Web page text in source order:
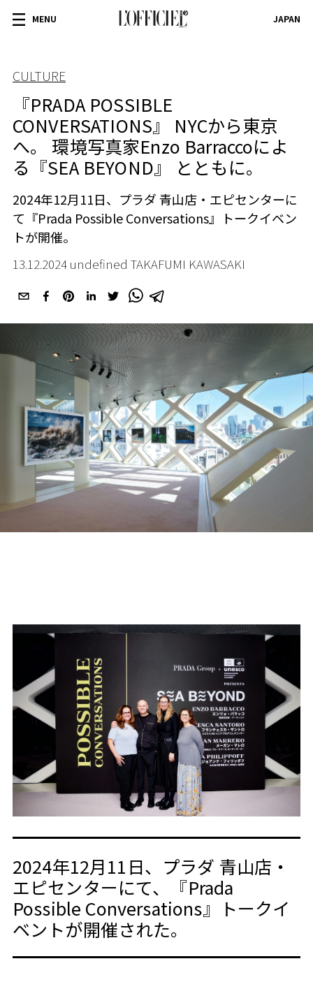
MENU JAPAN
CULTURE
『PRADA POSSIBLE
CONVERSATIONS』 NYCから東京
へ。 環境写真家Enzo Barraccoによ
る『SEA BEYOND』 とともに。
2024年12月11日、プラダ 青山店・エピセンターに
て『Prada Possible Conversations』トークイベン
トが開催。
13.12.2024 undefined TAKAFUMI KAWASAKI
2024年12月11日、プラダ 青山店・
エピセンターにて、『Prada
Possible Conversations』トークイ
ベントが開催された。